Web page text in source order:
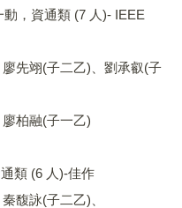
，資通類 (7 人)- IEEE
先翊(子二乙)、劉承叡(子
柏融(子一乙)
類 (6 人)-佳作
馥詠(子二乙)、